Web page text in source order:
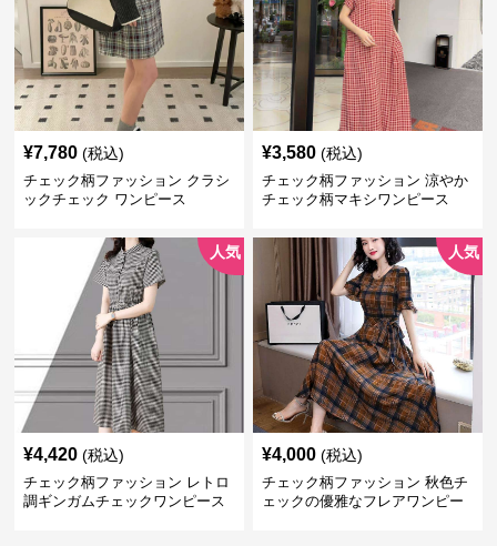
¥7,780 (税込)
チェック柄ファッション クラシ
ックチェック ワンピース
¥3,580 (税込)
チェック柄ファッション 涼やか
チェック柄マキシワンピース
人気
¥4,420 (税込)
チェック柄ファッション レトロ
調ギンガムチェックワンピース
人気
¥4,000 (税込)
チェック柄ファッション 秋色チ
ェックの優雅なフレアワンピー